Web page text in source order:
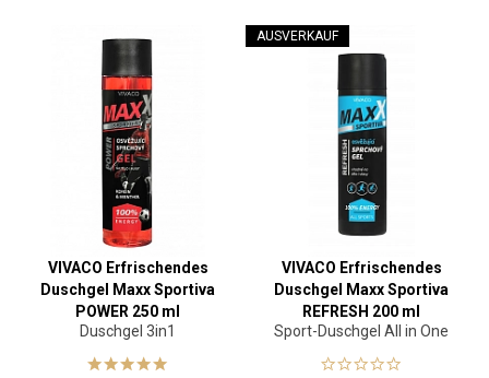
VIVACO Erfrischendes
Duschgel Maxx Sportiva
POWER 250 ml
Duschgel 3in1
AUSVERKAUF
VIVACO Erfrischendes
Duschgel Maxx Sportiva
REFRESH 200 ml
Sport-Duschgel All in One